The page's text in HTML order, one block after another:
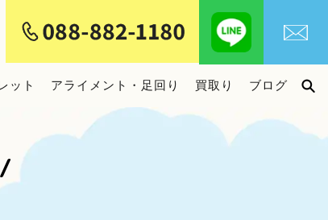
ット アライメント・足回り 買取り ブログ